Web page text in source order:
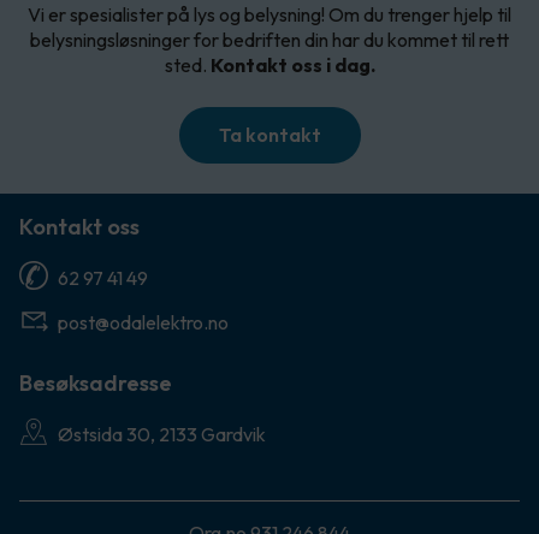
Vi er spesialister på lys og belysning! Om du trenger hjelp til
belysningsløsninger for bedriften din har du kommet til rett
sted. Kontakt oss i dag.
Ta kontakt
Kontakt oss
62 97 41 49
post@odalelektro.no
Besøksadresse
Østsida 30, 2133 Gardvik